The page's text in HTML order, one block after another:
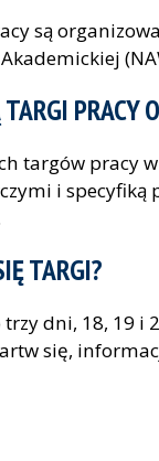
są
PRACY
targów pracy
i specyfiką
TARGI?
trzy dni, 18, 19 i
się,